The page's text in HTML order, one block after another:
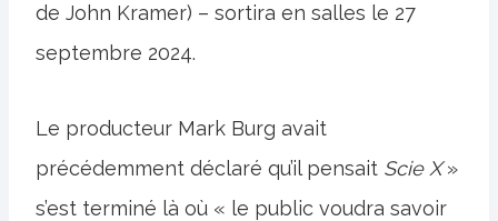
de John Kramer) – sortira en salles le 27
septembre 2024.
Le producteur Mark Burg avait
précédemment déclaré qu’il pensait Scie X»
s’est terminé là où « le public voudra savoir